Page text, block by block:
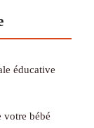
éducative
votre bébé